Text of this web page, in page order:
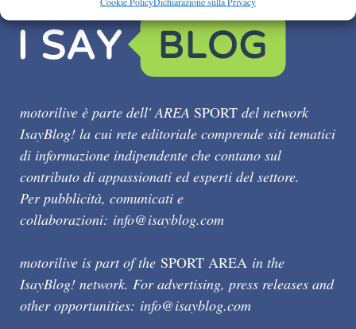
motorilive è parte dell' AREA SPORT del network
IsayBlog! la cui rete editoriale comprende siti tematici
di informazione indipendente che contano sul
contributo di appassionati ed esperti del settore.
Per pubblicità, comunicati e
collaborazioni: info@isayblog.com
motorilive is part of the SPORT AREA in the
IsayBlog! network. For advertising, press releases and
other opportunities: info@isayblog.com